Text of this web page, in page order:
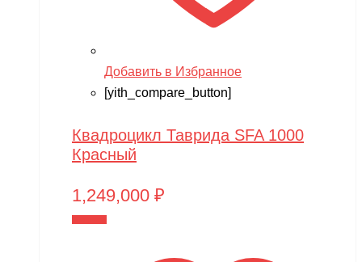
Добавить в Избранное
[yith_compare_button]
Квадроцикл Таврида SFA 1000
Красный
1,249,000 ₽